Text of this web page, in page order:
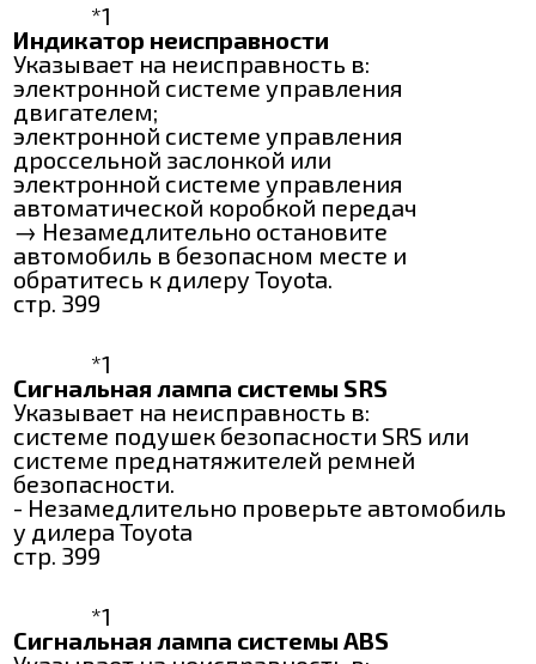
*1
Индикатор неисправности
Указывает на неисправность в:
электронной системе управления
двигателем;
электронной системе управления
дроссельной заслонкой или
электронной системе управления
автоматической коробкой передач
→ Незамедлительно остановите
автомобиль в безопасном месте и
обратитесь к дилеру Toyota.
стр. 399
*1
Сигнальная лампа системы SRS
Указывает на неисправность в:
системе подушек безопасности SRS или
системе преднатяжителей ремней
безопасности.
- Незамедлительно проверьте автомобиль
у дилера Toyota
стр. 399
*1
Сигнальная лампа системы ABS